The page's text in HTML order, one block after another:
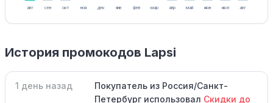
авг сен окт
ноя
дек
янв
фев
мар
апр май июн июл авг
История промокодов Lapsi
1 день назад
Покупатель из Россия/Санкт-
Петербург использовал Скидки до